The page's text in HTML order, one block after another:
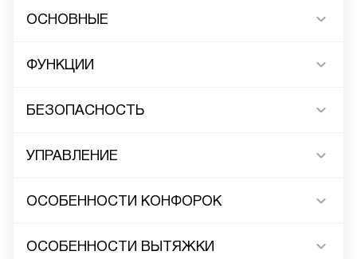
ОСНОВНЫЕ
ФУНКЦИИ
БЕЗОПАСНОСТЬ
УПРАВЛЕНИЕ
ОСОБЕННОСТИ КОНФОРОК
ОСОБЕННОСТИ ВЫТЯЖКИ